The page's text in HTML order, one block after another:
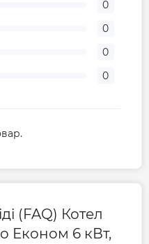
0
0
0
0
(FAQ) Котел
Економ 6 кВт,